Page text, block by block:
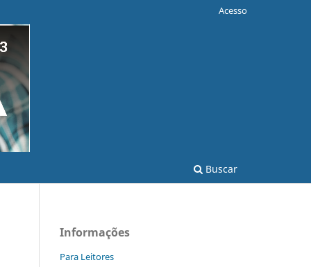
Buscar
Acesso
Informações
Para Leitores